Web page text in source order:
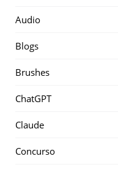
Audio
Blogs
Brushes
ChatGPT
Claude
Concurso